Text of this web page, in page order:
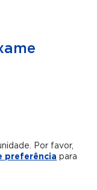
Por favor,
preferência para